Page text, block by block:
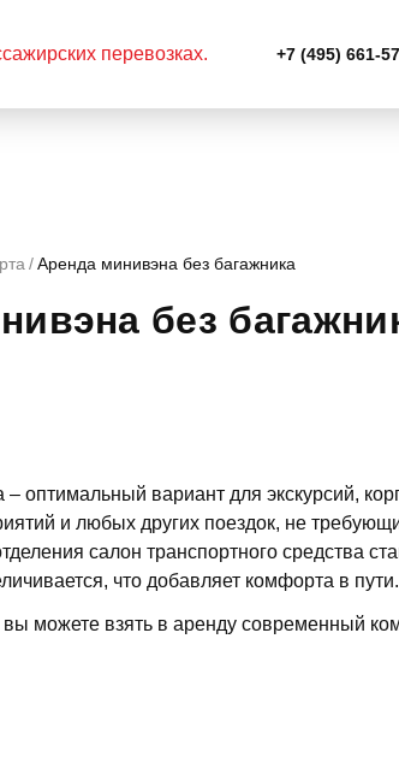
+7 (495) 661-
Аренда минивэна без багажника
без
– оптимальный вариант для экскурсий,
и любых других поездок, не
салон транспортного средства
что добавляет комфорта в пути.
можете взять в аренду современный